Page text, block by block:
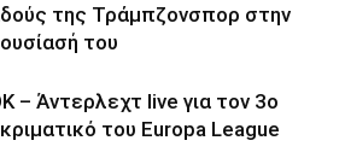
της Τράμπζονσπορ στην
του
– Άντερλεχτ live για τον 3ο
του Europa League